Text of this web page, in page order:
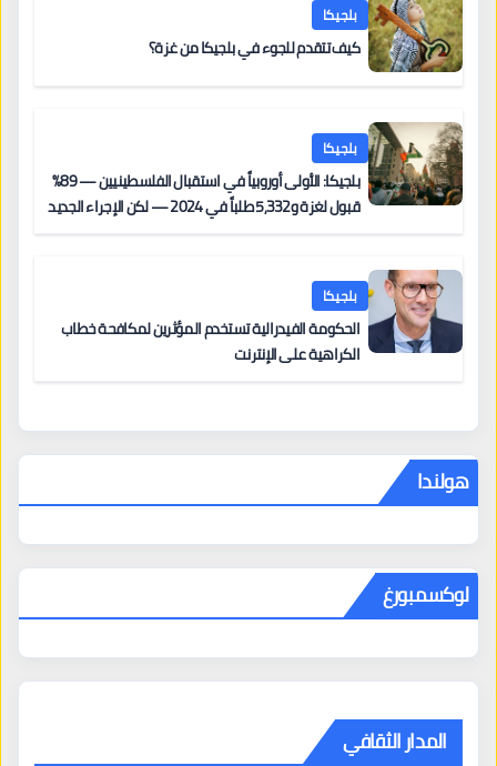
بلجيكا
كيف تتقدم للجوء في بلجيكا من غزة؟
بلجيكا
بلجيكا: الأولى أوروبياً في استقبال الفلسطينيين — 89%
قبول لغزة و5,332 طلباً في 2024 — لكن الإجراء الجديد
بلجيكا
الحكومة الفيدرالية تستخدم المؤثرين لمكافحة خطاب
الكراهية على الإنترنت
هولندا
لوكسمبورغ
المدار الثقافي